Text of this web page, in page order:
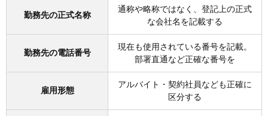
勤務先の正式名称
通称や略称ではなく、登記上の正式
な会社名を記載する
勤務先の電話番号
現在も使用されている番号を記載。
部署直通など正確な番号を
雇用形態
アルバイト・契約社員なども正確に
区分する